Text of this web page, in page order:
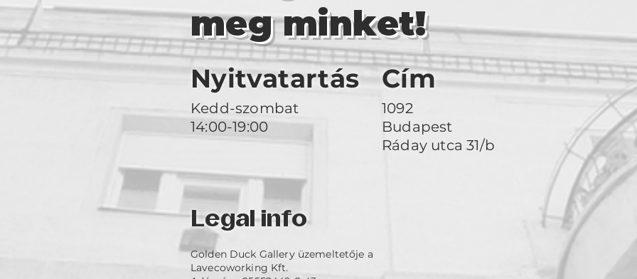
meg minket!
Nyitvatartás Cím
Kedd-szombat
14:00-19:00
1092
Budapest
Ráday utca 31/b
Legal info
Golden Duck Gallery üzemeltetője a
Lavecoworking Kft.